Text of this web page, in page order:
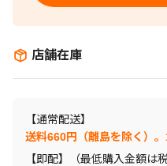
店舗在庫
【通常配送】
送料660円（離島を除く）
【即配】（最低購入金額は